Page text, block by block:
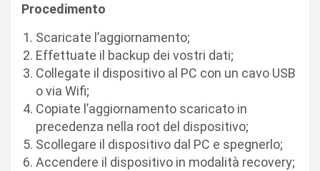
Procedimento
Scaricate l’aggiornamento;
Effettuate il backup dei vostri dati;
Collegate il dispositivo al PC con un cavo USB
o via Wifi;
Copiate l’aggiornamento scaricato in
precedenza nella root del dispositivo;
Scollegare il dispositivo dal PC e spegnerlo;
Accendere il dispositivo in modalità recovery;